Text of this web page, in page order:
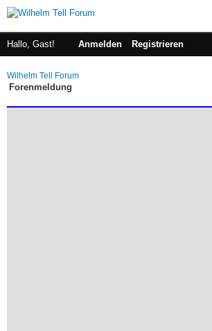
Hallo, Gast! Anmelden Registrieren
Wilhelm Tell Forum
Forenmeldung